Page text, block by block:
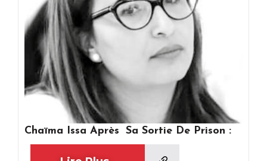
Chaïma Issa Après Sa Sortie De Prison :